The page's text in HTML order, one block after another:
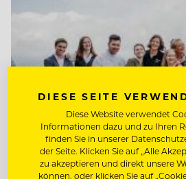
DIESE SEITE
Diese Website verwendet
Informationen dazu und zu Ihren
finden Sie in unserer
der Seite. Klicken Sie auf „Alle
zu akzeptieren und direkt unsere
können, oder klicken Sie auf